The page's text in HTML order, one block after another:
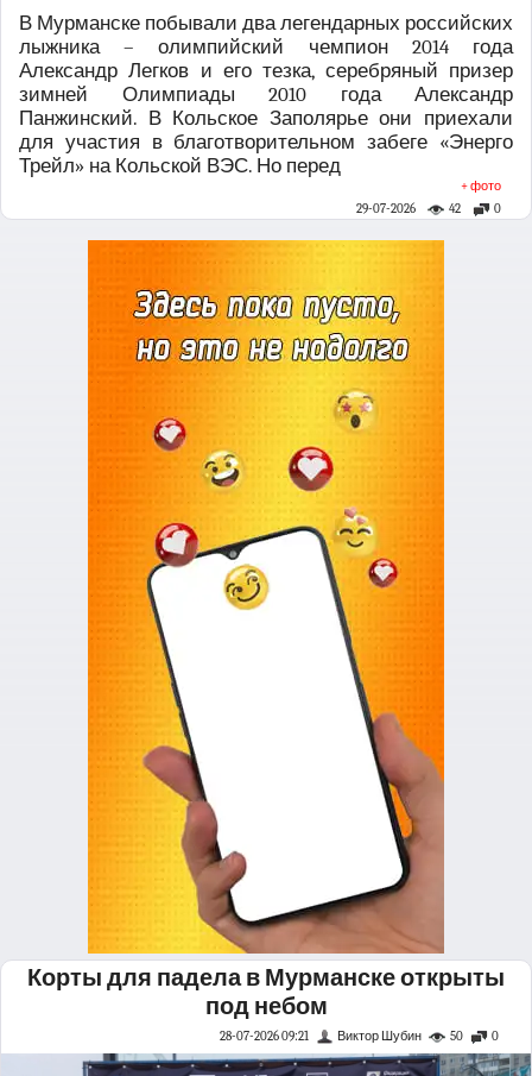
В Мурманске побывали два легендарных российских
лыжника – олимпийский чемпион 2014 года
Александр Легков и его тезка, серебряный призер
зимней Олимпиады 2010 года Александр
Панжинский. В Кольское Заполярье они приехали
для участия в благотворительном забеге «Энерго
Трейл» на Кольской ВЭС. Но перед
+ фото
0
42
29-07-2026
Корты для падела в Мурманске открыты
под небом
0
50
Виктор Шубин
28-07-2026 09:21